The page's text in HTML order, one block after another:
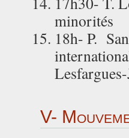
minorités
18h- P.
V-